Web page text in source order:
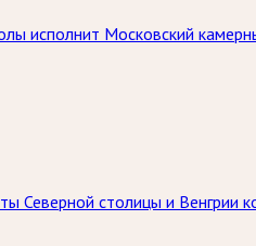
исполнит Московский
Северной столицы и Венгрии